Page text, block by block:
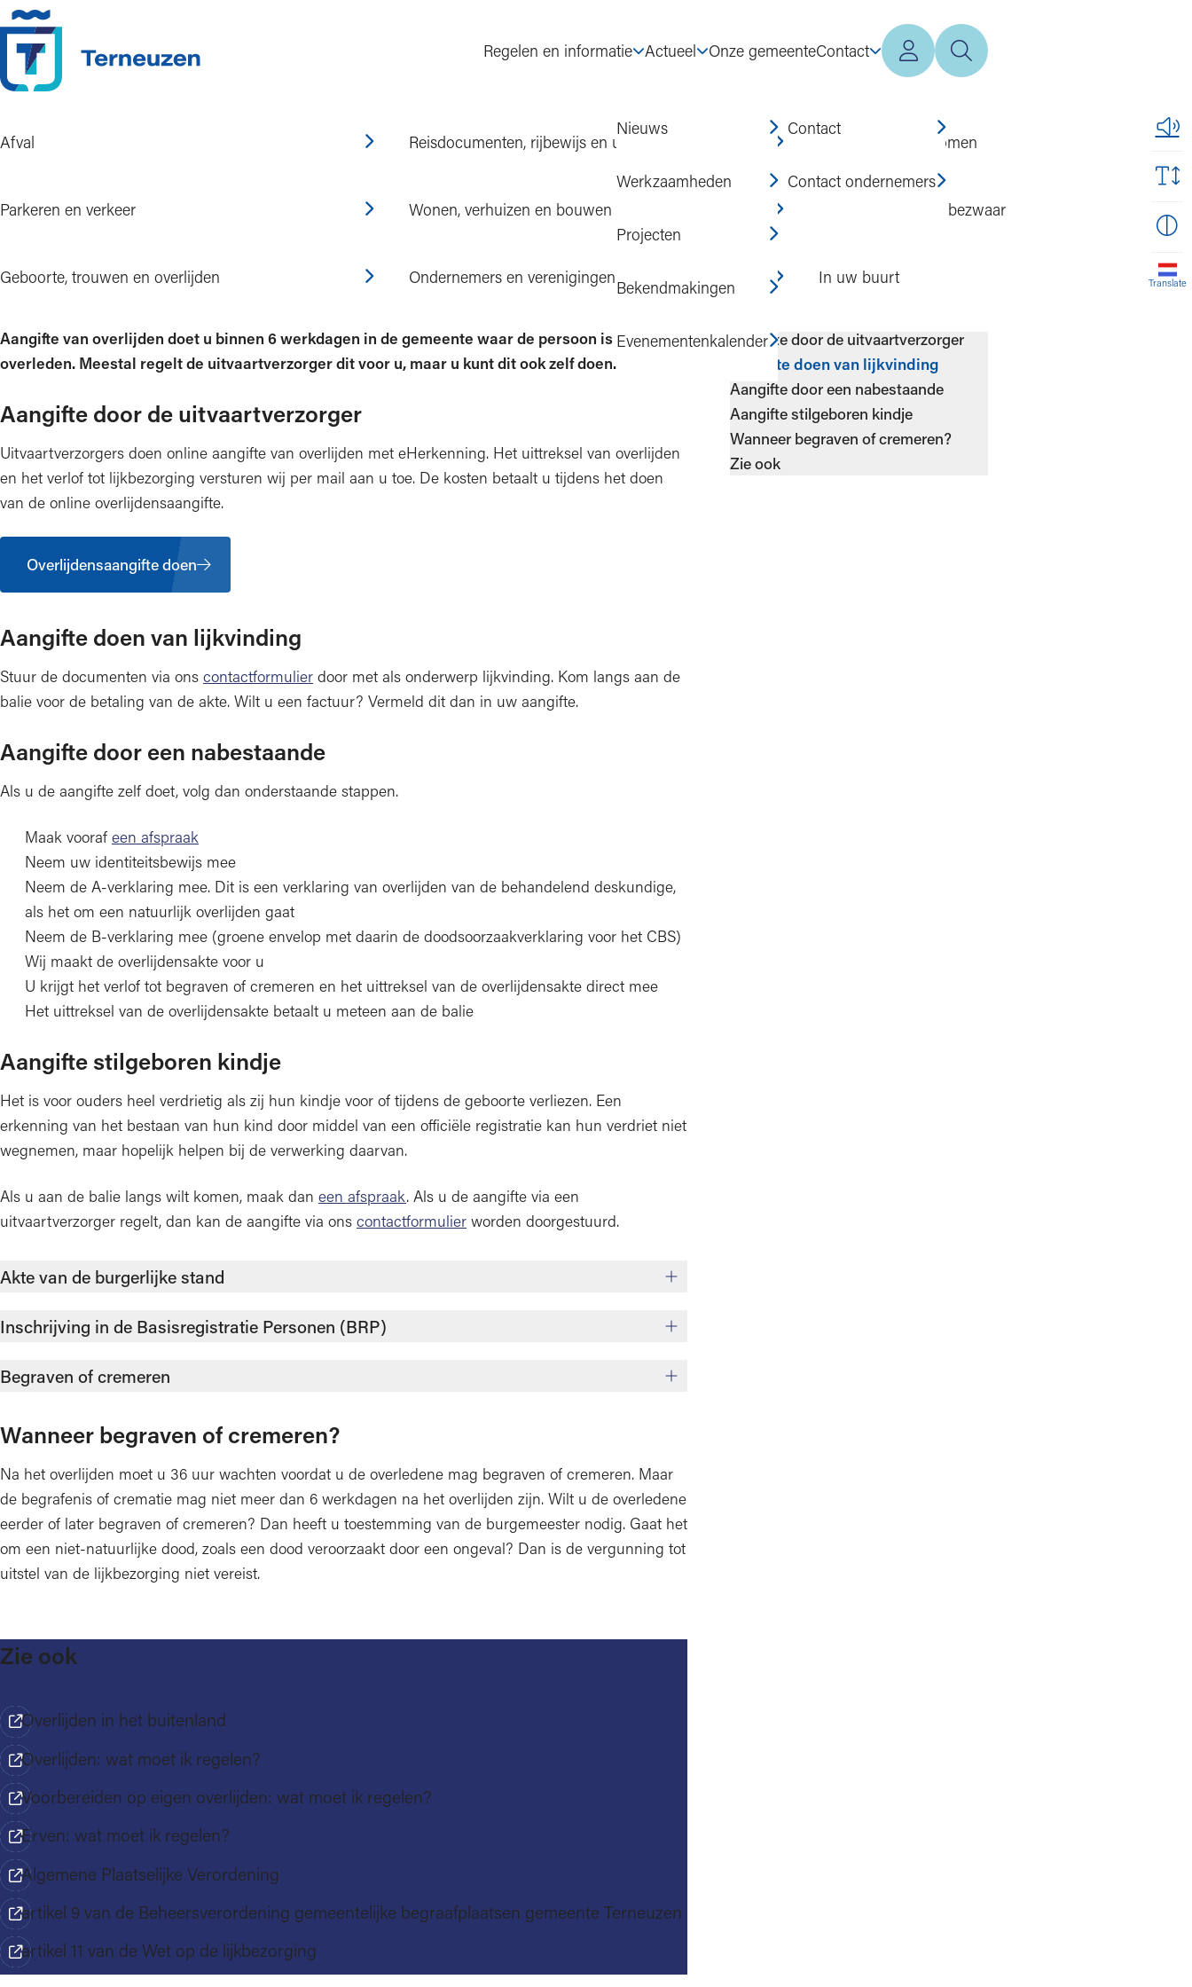
Ga naar de inhoud
Regelen en informatie
Afval Reisdocumenten, rijbewijs en uittreksels Zorg, werk en inkomen
Parkeren en verkeer Wonen, verhuizen en bouwen Melding, klacht en bezwaar
Geboorte, trouwen en overlijden Ondernemers en verenigingen In uw buurt
Actueel
Nieuws
Werkzaamheden
Projecten
Bekendmakingen
Evenementenkalender
Onze gemeenteContact
Contact
Contact ondernemers
Mijn Terneuzen
Zoeken
Zoeken
Translate
Home Aangifte doen van overlijden
Aangifte doen van overlijden
Aangifte van overlijden doet u binnen 6 werkdagen in de gemeente waar de persoon is
overleden. Meestal regelt de uitvaartverzorger dit voor u, maar u kunt dit ook zelf doen.
Aangifte door de uitvaartverzorger
Uitvaartverzorgers doen online aangifte van overlijden met eHerkenning. Het uittreksel van overlijden
en het verlof tot lijkbezorging versturen wij per mail aan u toe. De kosten betaalt u tijdens het doen
van de online overlijdensaangifte.
Overlijdensaangifte doen
Aangifte doen van lijkvinding
Stuur de documenten via ons contactformulier door met als onderwerp lijkvinding. Kom langs aan de
balie voor de betaling van de akte. Wilt u een factuur? Vermeld dit dan in uw aangifte.
Aangifte door een nabestaande
Als u de aangifte zelf doet, volg dan onderstaande stappen.
Maak vooraf een afspraak
Neem uw identiteitsbewijs mee
Neem de A-verklaring mee. Dit is een verklaring van overlijden van de behandelend deskundige,
als het om een natuurlijk overlijden gaat
Neem de B-verklaring mee (groene envelop met daarin de doodsoorzaakverklaring voor het CBS)
Wij maakt de overlijdensakte voor u
U krijgt het verlof tot begraven of cremeren en het uittreksel van de overlijdensakte direct mee
Het uittreksel van de overlijdensakte betaalt u meteen aan de balie
Aangifte stilgeboren kindje
Het is voor ouders heel verdrietig als zij hun kindje voor of tijdens de geboorte verliezen. Een
erkenning van het bestaan van hun kind door middel van een officiële registratie kan hun verdriet niet
wegnemen, maar hopelijk helpen bij de verwerking daarvan.
Als u aan de balie langs wilt komen, maak dan een afspraak. Als u de aangifte via een
uitvaartverzorger regelt, dan kan de aangifte via ons contactformulier worden doorgestuurd.
Akte van de burgerlijke stand
Inschrijving in de Basisregistratie Personen (BRP)
Begraven of cremeren
Wanneer begraven of cremeren?
Na het overlijden moet u 36 uur wachten voordat u de overledene mag begraven of cremeren. Maar
de begrafenis of crematie mag niet meer dan 6 werkdagen na het overlijden zijn. Wilt u de overledene
eerder of later begraven of cremeren? Dan heeft u toestemming van de burgemeester nodig. Gaat het
om een niet-natuurlijke dood, zoals een dood veroorzaakt door een ongeval? Dan is de vergunning tot
uitstel van de lijkbezorging niet vereist.
Zie ook
Overlijden in het buitenland
Overlijden: wat moet ik regelen?
Voorbereiden op eigen overlijden: wat moet ik regelen?
Erven: wat moet ik regelen?
Algemene Plaatselijke Verordening
artikel 9 van de Beheersverordening gemeentelijke begraafplaatsen gemeente Terneuzen
artikel 11 van de Wet op de lijkbezorging
Op deze pagina
Aangifte door de uitvaartverzorger
Aangifte doen van lijkvinding
Aangifte door een nabestaande
Aangifte stilgeboren kindje
Wanneer begraven of cremeren?
Zie ook